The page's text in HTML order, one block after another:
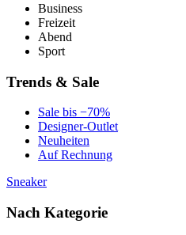
Business
Freizeit
Abend
Sport
Trends & Sale
Sale bis −70%
Designer-Outlet
Neuheiten
Auf Rechnung
Sneaker
Nach Kategorie